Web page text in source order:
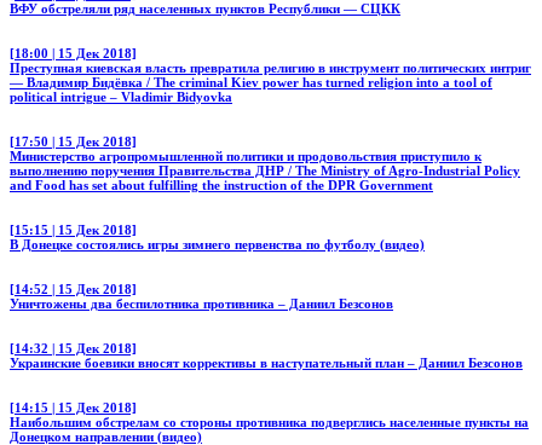
ВФУ обстреляли ряд населенных пунктов Республики — СЦКК
[18:00 | 15 Дек 2018]
Преступная киевская власть превратила религию в инструмент политических интриг
— Владимир Бидёвка / The criminal Kiev power has turned religion into a tool of
political intrigue – Vladimir Bidyovka
[17:50 | 15 Дек 2018]
Министерство агропромышленной политики и продовольствия приступило к
выполнению поручения Правительства ДНР / The Ministry of Agro-Industrial Policy
and Food has set about fulfilling the instruction of the DPR Government
[15:15 | 15 Дек 2018]
В Донецке состоялись игры зимнего первенства по футболу (видео)
[14:52 | 15 Дек 2018]
Уничтожены два беспилотника противника – Даниил Безсонов
[14:32 | 15 Дек 2018]
Украинские боевики вносят коррективы в наступательный план – Даниил Безсонов
[14:15 | 15 Дек 2018]
Наибольшим обстрелам со стороны противника подверглись населенные пункты на
Донецком направлении (видео)